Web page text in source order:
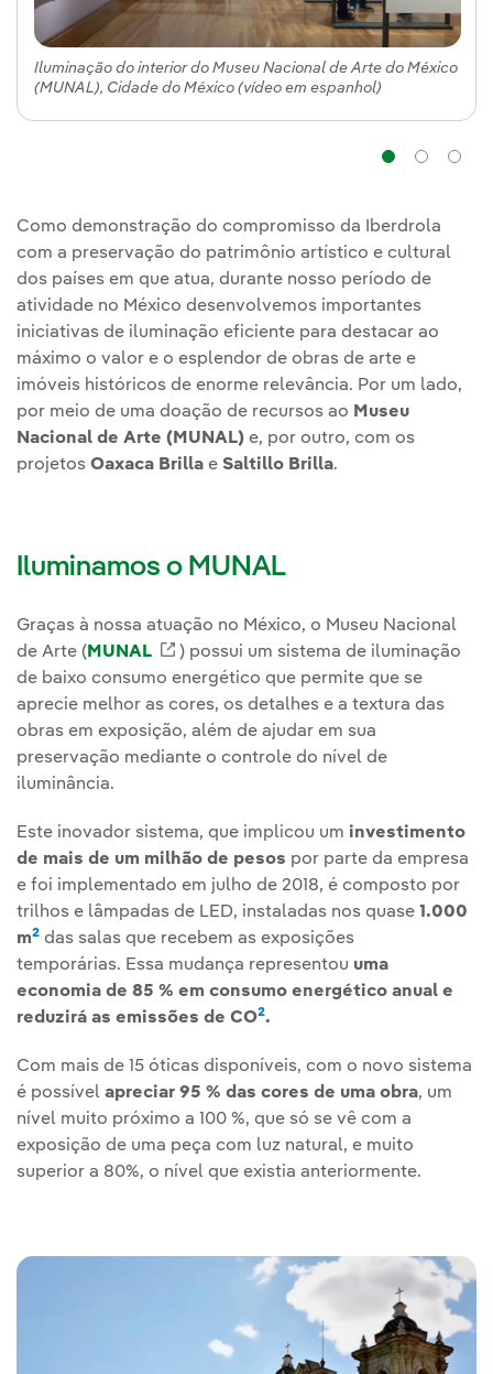
Iluminação do interior do Museu Nacional de Arte do México
(MUNAL), Cidade do México (vídeo em espanhol)
Como demonstração do compromisso da Iberdrola
com a preservação do patrimônio artístico e cultural
dos países em que atua, durante nosso período de
atividade no México desenvolvemos importantes
iniciativas de iluminação eficiente para destacar ao
máximo o valor e o esplendor de obras de arte e
imóveis históricos de enorme relevância. Por um lado,
por meio de uma doação de recursos ao Museu
Nacional de Arte (MUNAL) e, por outro, com os
projetos Oaxaca Brilla e Saltillo Brilla.
Iluminamos o MUNAL
Graças à nossa atuação no México, o Museu Nacional
de Arte ( MUNAL Link externo, abra em uma nova aba.
) possui um sistema de iluminação
de baixo consumo energético que permite que se
aprecie melhor as cores, os detalhes e a textura das
obras em exposição, além de ajudar em sua
preservação mediante o controle do nível de
iluminância.
Este inovador sistema, que implicou um investimento
de mais de um milhão de pesos por parte da empresa
e foi implementado em julho de 2018, é composto por
trilhos e lâmpadas de LEDLink externo, abra em uma
, instaladas nos quase 1.000
m2 das salas que recebem as exposições
temporárias. Essa mudança representou uma
economia de 85 % em consumo energético anual e
reduzirá as emissões de CO2.
Com mais de 15 óticas disponíveis, com o novo sistema
é possível apreciar 95 % das cores de uma obra, um
nível muito próximo a 100 %, que só se vê com a
exposição de uma peça com luz natural, e muito
superior a 80%, o nível que existia anteriormente.